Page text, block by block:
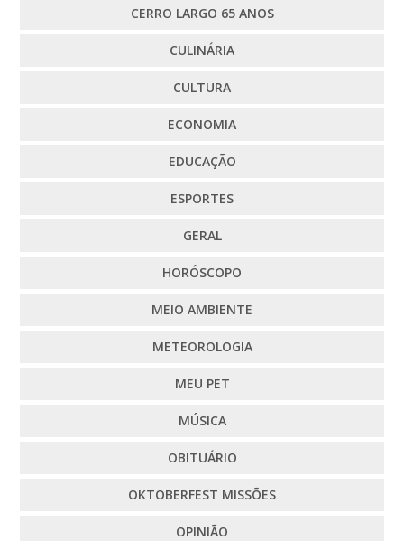
CERRO LARGO 65 ANOS
CULINÁRIA
CULTURA
ECONOMIA
EDUCAÇÃO
ESPORTES
GERAL
HORÓSCOPO
MEIO AMBIENTE
METEOROLOGIA
MEU PET
MÚSICA
OBITUÁRIO
OKTOBERFEST MISSÕES
OPINIÃO